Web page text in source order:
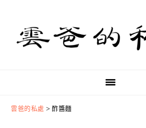
primary
navigation
content
primary
sidebar
雲爸的私處 >酢醬麵